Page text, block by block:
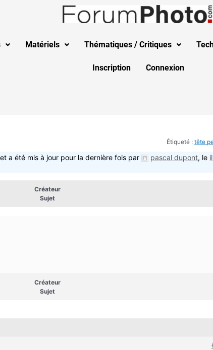
Matériels Thématiques / Critiques
Inscription Connexion
Étiqueté : tête
a été mis à jour pour la dernière fois par pascal dupont, le
Créateur
Sujet
Créateur
Sujet